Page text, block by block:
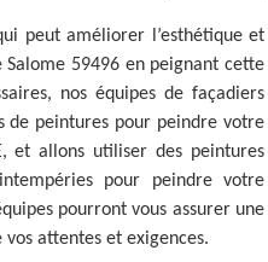
peut améliorer l’esthétique et
Salome 59496 en peignant cette
nos équipes de façadiers
de peintures pour peindre votre
et allons utiliser des peintures
pour peindre votre
pourront vous assurer une
attentes et exigences.